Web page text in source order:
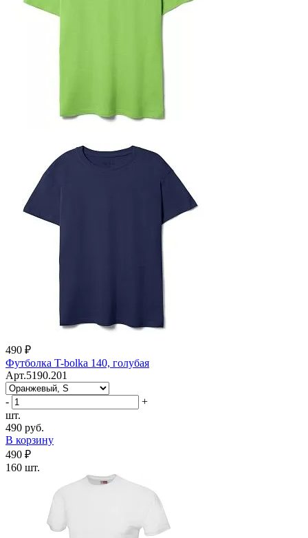
490 ₽
Футболка T-bolka 140, голубая
Арт.5190.201
-
+
шт.
490 руб.
В корзину
490 ₽
160 шт.